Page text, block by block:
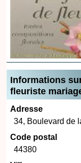
Informations
fleuriste
Adresse
34, Boulevard de
Code postal
44380